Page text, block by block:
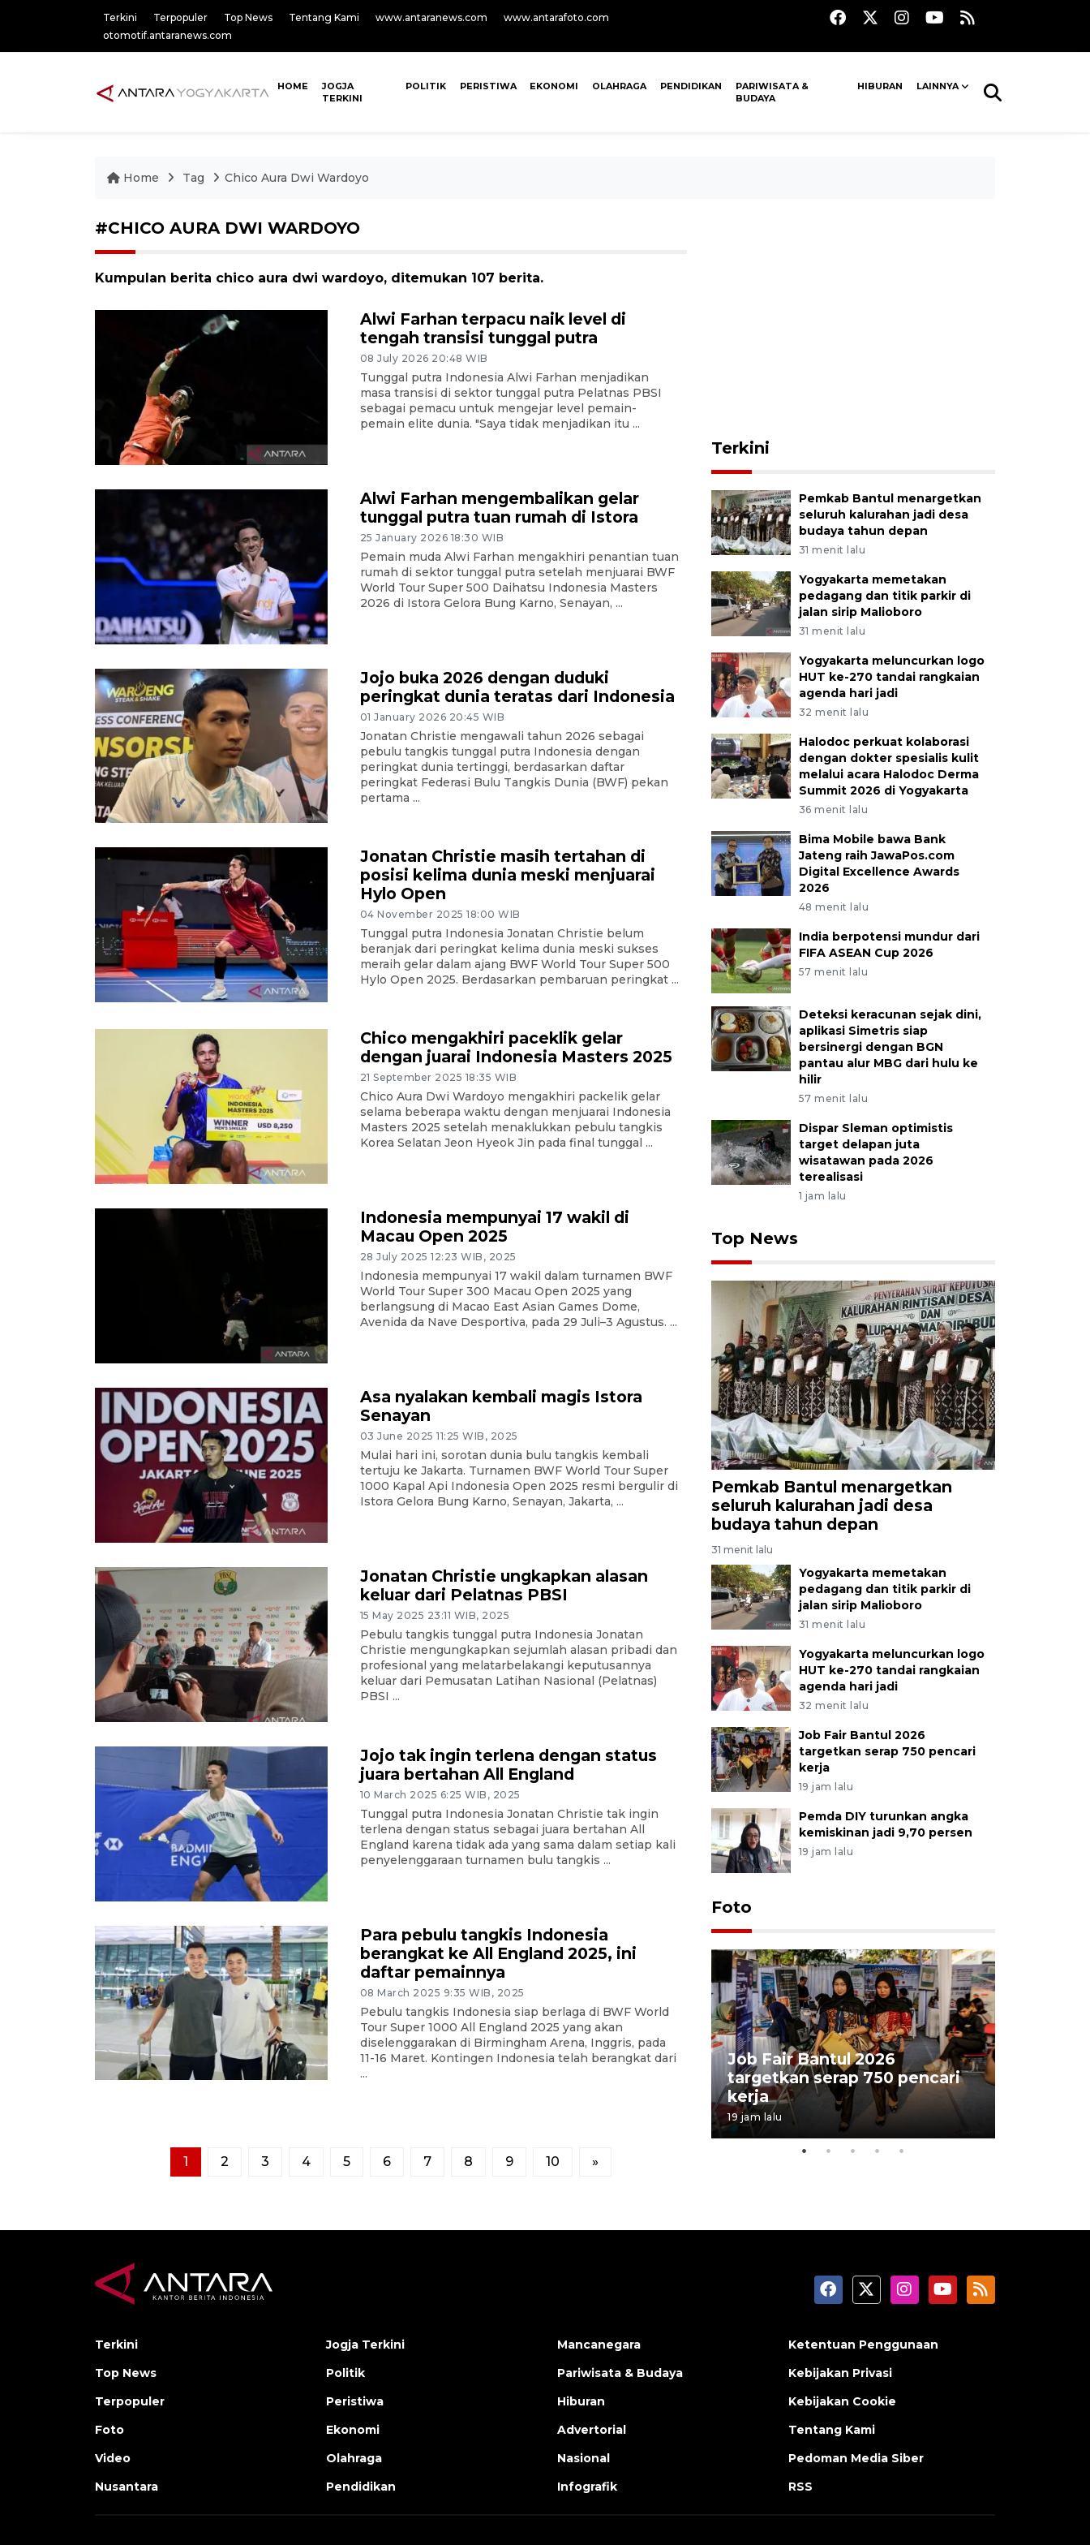
Terkini Terpopuler Top News Tentang Kami www.antaranews.com
www.antarafoto.com
otomotif.antaranews.com
HOME
JOGJA
TERKINI
POLITIK PERISTIWA EKONOMI OLAHRAGA PENDIDIKAN
PARIWISATA &
BUDAYA
HIBURAN LAINNYA
Home Tag Chico Aura Dwi Wardoyo
#CHICO AURA DWI WARDOYO
Kumpulan berita chico aura dwi wardoyo, ditemukan 107 berita.
Alwi Farhan terpacu naik level di
tengah transisi tunggal putra
08 July 2026 20:48 WIB
Tunggal putra Indonesia Alwi Farhan menjadikan
masa transisi di sektor tunggal putra Pelatnas PBSI
sebagai pemacu untuk mengejar level pemain-
pemain elite dunia. "Saya tidak menjadikan itu ...
Alwi Farhan mengembalikan gelar
tunggal putra tuan rumah di Istora
25 January 2026 18:30 WIB
Pemain muda Alwi Farhan mengakhiri penantian tuan
rumah di sektor tunggal putra setelah menjuarai BWF
World Tour Super 500 Daihatsu Indonesia Masters
2026 di Istora Gelora Bung Karno, Senayan, ...
Jojo buka 2026 dengan duduki
peringkat dunia teratas dari Indonesia
01 January 2026 20:45 WIB
Jonatan Christie mengawali tahun 2026 sebagai
pebulu tangkis tunggal putra Indonesia dengan
peringkat dunia tertinggi, berdasarkan daftar
peringkat Federasi Bulu Tangkis Dunia (BWF) pekan
pertama ...
Jonatan Christie masih tertahan di
posisi kelima dunia meski menjuarai
Hylo Open
04 November 2025 18:00 WIB
Tunggal putra Indonesia Jonatan Christie belum
beranjak dari peringkat kelima dunia meski sukses
meraih gelar dalam ajang BWF World Tour Super 500
Hylo Open 2025. Berdasarkan pembaruan peringkat ...
Chico mengakhiri paceklik gelar
dengan juarai Indonesia Masters 2025
21 September 2025 18:35 WIB
Chico Aura Dwi Wardoyo mengakhiri packelik gelar
selama beberapa waktu dengan menjuarai Indonesia
Masters 2025 setelah menaklukkan pebulu tangkis
Korea Selatan Jeon Hyeok Jin pada final tunggal ...
Indonesia mempunyai 17 wakil di
Macau Open 2025
28 July 2025 12:23 WIB, 2025
Indonesia mempunyai 17 wakil dalam turnamen BWF
World Tour Super 300 Macau Open 2025 yang
berlangsung di Macao East Asian Games Dome,
Avenida da Nave Desportiva, pada 29 Juli–3 Agustus. ...
Asa nyalakan kembali magis Istora
Senayan
03 June 2025 11:25 WIB, 2025
Mulai hari ini, sorotan dunia bulu tangkis kembali
tertuju ke Jakarta. Turnamen BWF World Tour Super
1000 Kapal Api Indonesia Open 2025 resmi bergulir di
Istora Gelora Bung Karno, Senayan, Jakarta, ...
Jonatan Christie ungkapkan alasan
keluar dari Pelatnas PBSI
15 May 2025 23:11 WIB, 2025
Pebulu tangkis tunggal putra Indonesia Jonatan
Christie mengungkapkan sejumlah alasan pribadi dan
profesional yang melatarbelakangi keputusannya
keluar dari Pemusatan Latihan Nasional (Pelatnas)
PBSI ...
Jojo tak ingin terlena dengan status
juara bertahan All England
10 March 2025 6:25 WIB, 2025
Tunggal putra Indonesia Jonatan Christie tak ingin
terlena dengan status sebagai juara bertahan All
England karena tidak ada yang sama dalam setiap kali
penyelenggaraan turnamen bulu tangkis ...
Para pebulu tangkis Indonesia
berangkat ke All England 2025, ini
daftar pemainnya
08 March 2025 9:35 WIB, 2025
Pebulu tangkis Indonesia siap berlaga di BWF World
Tour Super 1000 All England 2025 yang akan
diselenggarakan di Birmingham Arena, Inggris, pada
11-16 Maret. Kontingen Indonesia telah berangkat dari
...
1 2 3 4 5 6 7 8 9 10 »
Terkini
Pemkab Bantul menargetkan
seluruh kalurahan jadi desa
budaya tahun depan
31 menit lalu
Yogyakarta memetakan
pedagang dan titik parkir di
jalan sirip Malioboro
31 menit lalu
Yogyakarta meluncurkan logo
HUT ke-270 tandai rangkaian
agenda hari jadi
32 menit lalu
Halodoc perkuat kolaborasi
dengan dokter spesialis kulit
melalui acara Halodoc Derma
Summit 2026 di Yogyakarta
36 menit lalu
Bima Mobile bawa Bank
Jateng raih JawaPos.com
Digital Excellence Awards
2026
48 menit lalu
India berpotensi mundur dari
FIFA ASEAN Cup 2026
57 menit lalu
Deteksi keracunan sejak dini,
aplikasi Simetris siap
bersinergi dengan BGN
pantau alur MBG dari hulu ke
hilir
57 menit lalu
Dispar Sleman optimistis
target delapan juta
wisatawan pada 2026
terealisasi
1 jam lalu
Top News
Pemkab Bantul menargetkan
seluruh kalurahan jadi desa
budaya tahun depan
31 menit lalu
Yogyakarta memetakan
pedagang dan titik parkir di
jalan sirip Malioboro
31 menit lalu
Yogyakarta meluncurkan logo
HUT ke-270 tandai rangkaian
agenda hari jadi
32 menit lalu
Job Fair Bantul 2026
targetkan serap 750 pencari
kerja
19 jam lalu
Pemda DIY turunkan angka
kemiskinan jadi 9,70 persen
19 jam lalu
Foto
Job Fair Bantul 2026
targetkan serap 750 pencari
kerja
19 jam lalu
Terkini
Top News
Terpopuler
Foto
Video
Nusantara
Jogja Terkini
Politik
Peristiwa
Ekonomi
Olahraga
Pendidikan
Mancanegara
Pariwisata & Budaya
Hiburan
Advertorial
Nasional
Infografik
Ketentuan Penggunaan
Kebijakan Privasi
Kebijakan Cookie
Tentang Kami
Pedoman Media Siber
RSS